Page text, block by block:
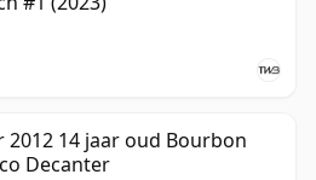
2012 14 jaar oud Bourbon
Decanter